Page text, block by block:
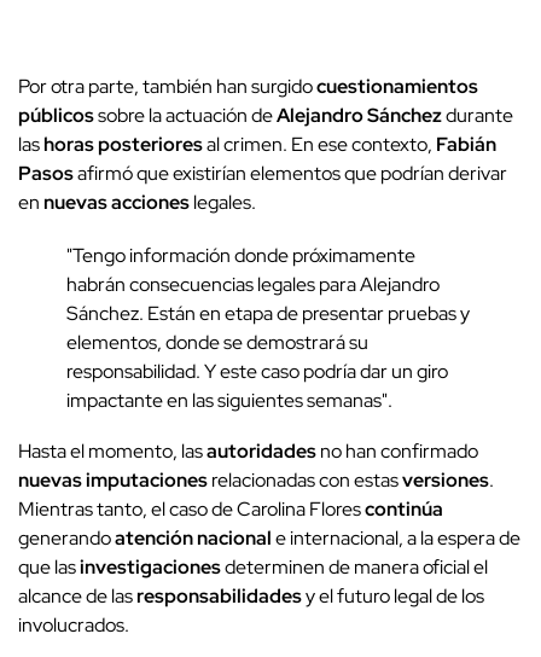
Por otra parte, también han surgidocuestionamientos
públicossobre la actuación deAlejandro Sánchezdurante
lashoras posterioresal crimen. En ese contexto, Fabián
Pasosafirmó que existirían elementos que podrían derivar
ennuevas accioneslegales.
"Tengo información donde próximamente
habrán consecuencias legales para Alejandro
Sánchez. Están en etapa de presentar pruebas y
elementos, donde se demostrará su
responsabilidad. Y este caso podría dar un giro
impactante en las siguientes semanas".
Hasta el momento, lasautoridadesno han confirmado
nuevas imputacionesrelacionadas con estasversiones.
Mientras tanto, el caso de Carolina Florescontinúa
generandoatención nacionale internacional, a la espera de
que lasinvestigacionesdeterminen de manera oficial el
alcance de lasresponsabilidadesy el futuro legal de los
involucrados.